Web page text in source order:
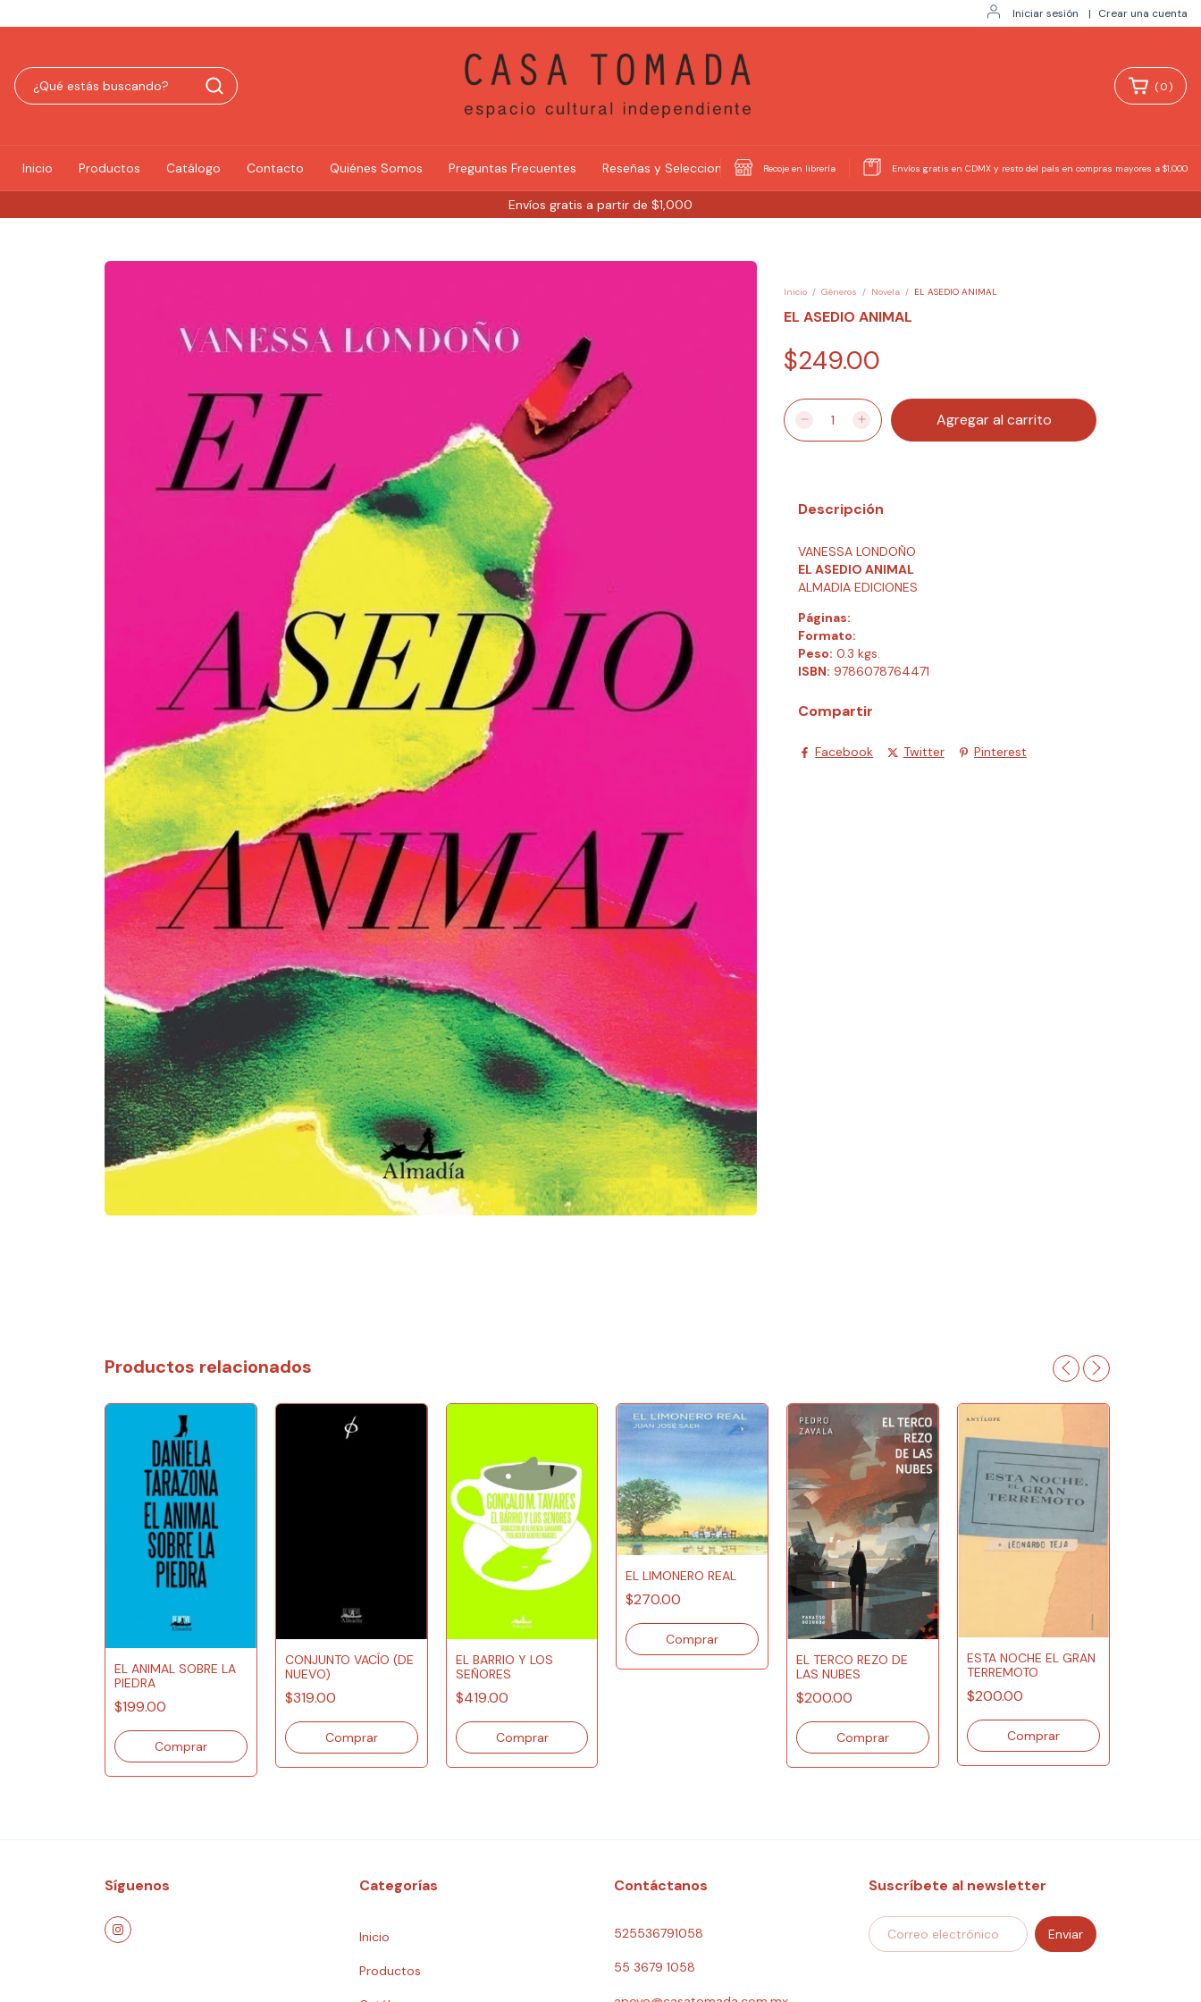
Iniciar sesión | Crear una cuenta
Envíos gratis a partir de $1,000
(0)
Inicio Productos Catálogo Contacto Quiénes Somos Preguntas Frecuentes Reseñas y Selecciones Recoje en librería Envíos gratis en CDMX y resto del país en compras mayores a $1,000
Inicio / Géneros / Novela / EL ASEDIO ANIMAL
EL ASEDIO ANIMAL
$249.00
Descripción
VANESSA LONDOÑO
EL ASEDIO ANIMAL
ALMADIA EDICIONES
Páginas:
Formato:
Peso: 0.3 kgs.
ISBN: 9786078764471
Compartir
Facebook Twitter Pinterest
Productos relacionados
EL ANIMAL SOBRE LA
PIEDRA
$199.00
CONJUNTO VACÍO (DE
NUEVO)
$319.00
EL BARRIO Y LOS
SEÑORES
$419.00
EL LIMONERO REAL
$270.00
EL TERCO REZO DE
LAS NUBES
$200.00
ESTA NOCHE EL GRAN
TERREMOTO
$200.00
Síguenos Categorías
Inicio
Productos
Contáctanos
525536791058
55 3679 1058
Suscríbete al newsletter